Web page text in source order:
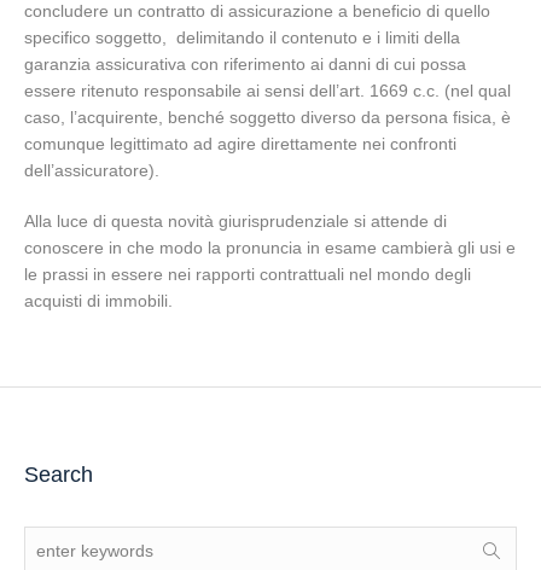
concludere un contratto di assicurazione a beneficio di quello
specifico soggetto, delimitando il contenuto e i limiti della
garanzia assicurativa con riferimento ai danni di cui possa
essere ritenuto responsabile ai sensi dell’art. 1669 c.c. (nel qual
caso, l’acquirente, benché soggetto diverso da persona fisica, è
comunque legittimato ad agire direttamente nei confronti
dell’assicuratore).
Alla luce di questa novità giurisprudenziale si attende di
conoscere in che modo la pronuncia in esame cambierà gli usi e
le prassi in essere nei rapporti contrattuali nel mondo degli
acquisti di immobili.
Search